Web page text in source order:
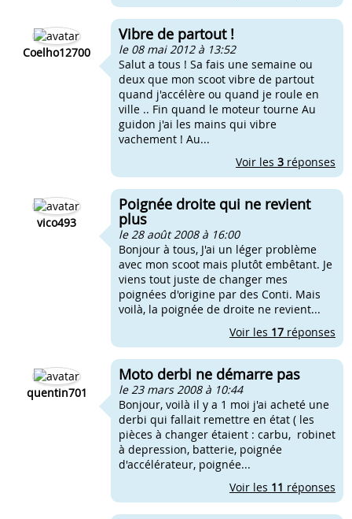
Coelho12700
Vibre de partout !
le 08 mai 2012 à 13:52
Salut a tous ! Sa fais une semaine ou
deux que mon scoot vibre de partout
quand j'accélère ou quand je roule en
ville .. Fin quand le moteur tourne Au
guidon j'ai les mains qui vibre
vachement ! Au...
Voir les 3 réponses
vico493
Poignée droite qui ne revient
plus
le 28 août 2008 à 16:00
Bonjour à tous, J'ai un léger problème
avec mon scoot mais plutôt embêtant. Je
viens tout juste de changer mes
poignées d'origine par des Conti. Mais
voilà, la poignée de droite ne revient...
Voir les 17 réponses
quentin701
Moto derbi ne démarre pas
le 23 mars 2008 à 10:44
Bonjour, voilà il y a 1 moi j'ai acheté une
derbi qui fallait remettre en état ( les
pièces à changer étaient : carbu, robinet
à depression, batterie, poignée
d'accélérateur, poignée...
Voir les 11 réponses